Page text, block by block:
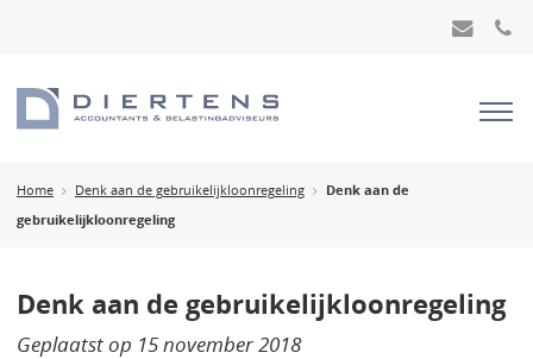
Home Denk aan de gebruikelijkloonregeling
Denk aan de
gebruikelijkloonregeling
Denk aan de gebruikelijkloonregeling
Geplaatst op 15 november 2018